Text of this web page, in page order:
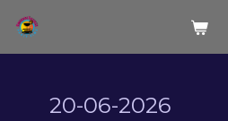
20-06-2026